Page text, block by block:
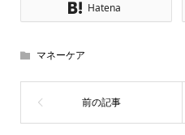
Hatena
マネーケア